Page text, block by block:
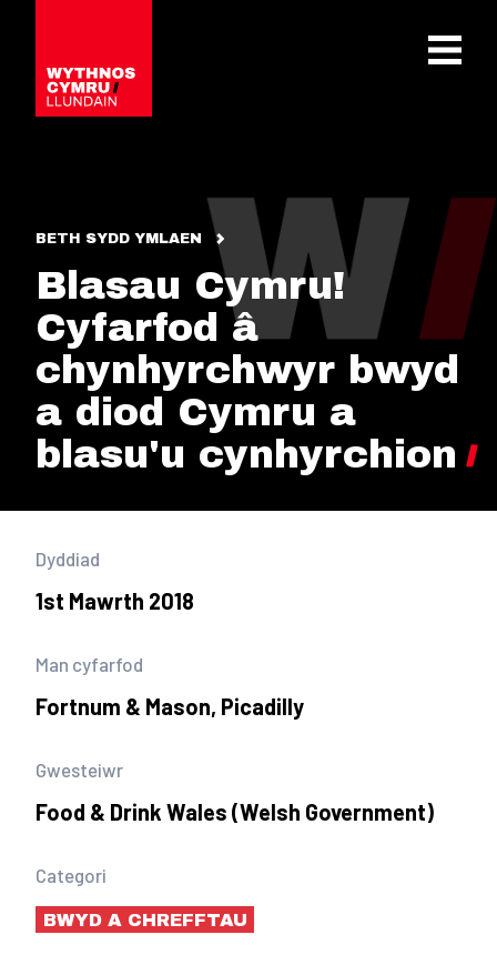
OPEN
BETH SYDD YMLAEN
Blasau Cymru!
Cyfarfod â
chynhyrchwyr bwyd
a diod Cymru a
blasu'u cynhyrchion
Dyddiad
1st Mawrth 2018
Man cyfarfod
Fortnum & Mason, Picadilly
Gwesteiwr
Food & Drink Wales (Welsh Government)
Categori
BWYD A CHREFFTAU